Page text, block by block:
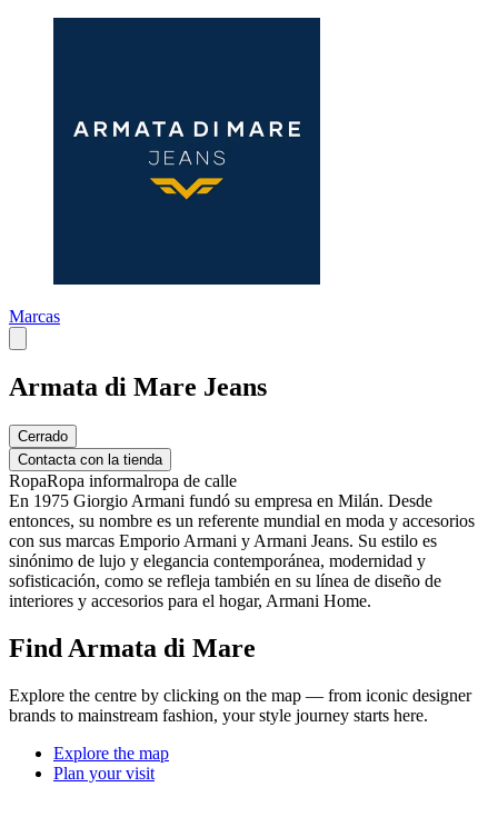
Marcas
Armata di Mare Jeans
Cerrado
Contacta con la tienda
RopaRopa informalropa de calle
En 1975 Giorgio Armani fundó su empresa en Milán. Desde
entonces, su nombre es un referente mundial en moda y accesorios
con sus marcas Emporio Armani y Armani Jeans. Su estilo es
sinónimo de lujo y elegancia contemporánea, modernidad y
sofisticación, como se refleja también en su línea de diseño de
interiores y accesorios para el hogar, Armani Home.
Find Armata di Mare
Explore the centre by clicking on the map — from iconic designer
brands to mainstream fashion, your style journey starts here.
Explore the map
Plan your visit